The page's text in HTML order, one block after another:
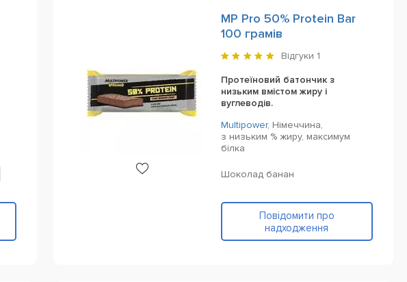
MP Pro 50% Protein Bar
100 грамів
Відгуки 1
Протеїновий батончик з
низьким вмістом жиру і
вуглеводів.
Multipower, Німеччина,
з низьким % жиру, максимум
білка
Шоколад банан
Повідомити про
надходження